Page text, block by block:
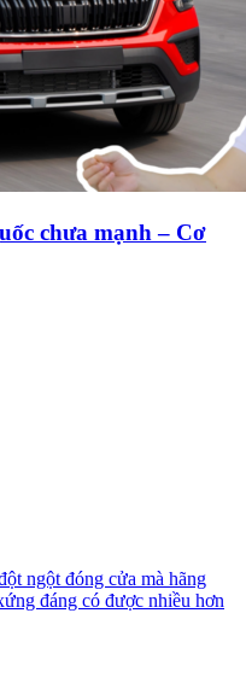
chưa mạnh – Cơ
ngột đóng cửa mà hãng
đáng có được nhiều hơn